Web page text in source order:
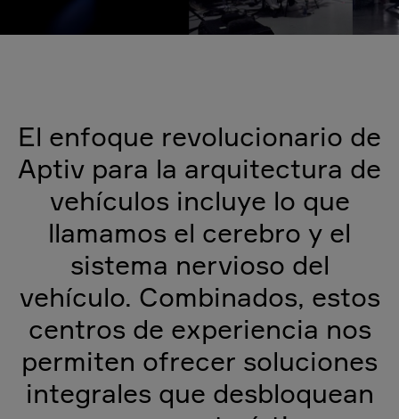
El enfoque revolucionario de
Aptiv para la arquitectura de
vehículos incluye lo que
llamamos el cerebro y el
sistema nervioso del
vehículo. Combinados, estos
centros de experiencia nos
permiten ofrecer soluciones
integrales que desbloquean